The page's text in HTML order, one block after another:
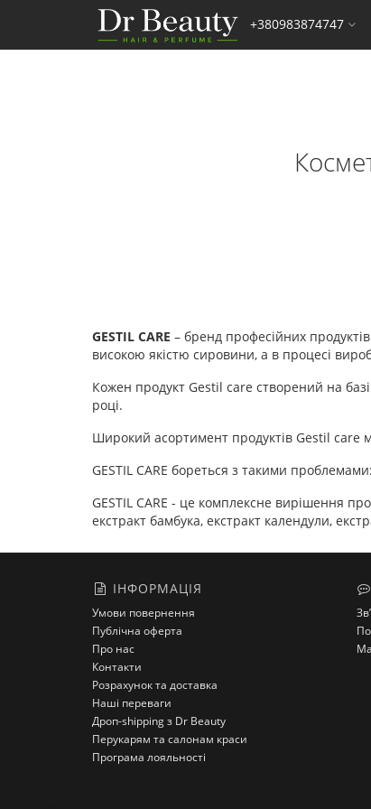
+380983874747
GESTIL CARE – бренд професійних
високою якістю сировини, а в процесі
Кожен продукт Gestil care створений на
році.
Широкий асортимент продуктів Gestil care
GESTIL CARE бореться з такими
GESTIL CARE - це комплексне вирішення
екстракт бамбука, екстракт календули,
ІНФОРМАЦІЯ
Умови повернення
Публічна оферта
Про нас
Контакти
Розрахунок та доставка
Наші переваги
Дроп-shipping з Dr Beauty
Перукарям та салонам краси
Програма лояльності